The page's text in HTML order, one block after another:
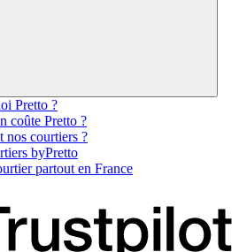
Pretto ?
coûte Pretto ?
nos courtiers ?
byPretto
partout en France